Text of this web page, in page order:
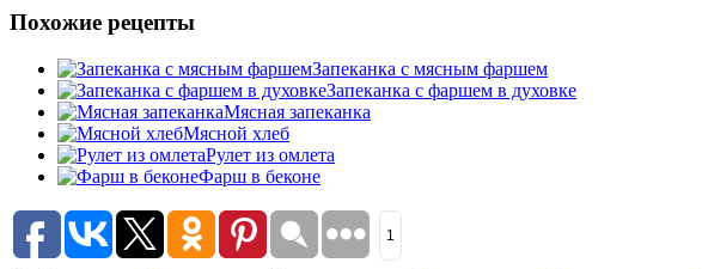
Похожие рецепты
Запеканка с мясным фаршем
Запеканка с фаршем в духовке
Мясная запеканка
Мясной хлеб
Рулет из омлета
Фарш в беконе
1